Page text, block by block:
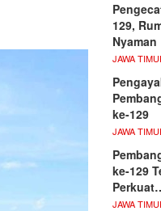
129,
Nyaman
JAWA
ke-129
JAWA
ke-129
JAWA